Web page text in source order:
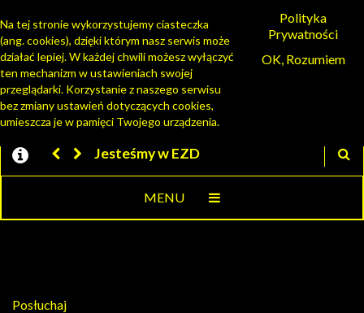
PORTAL MIESZKAŃCA
Jesteśmy w EZD
MENU
Posłuchaj
Polityka
Prywatności
OK, Rozumiem
Na tej stronie wykorzystujemy ciasteczka
(ang. cookies), dzięki którym nasz serwis może
działać lepiej. W każdej chwili możesz wyłączyć
ten mechanizm w ustawieniach swojej
przeglądarki. Korzystanie z naszego serwisu
bez zmiany ustawień dotyczących cookies,
umieszcza je w pamięci Twojego urządzenia.